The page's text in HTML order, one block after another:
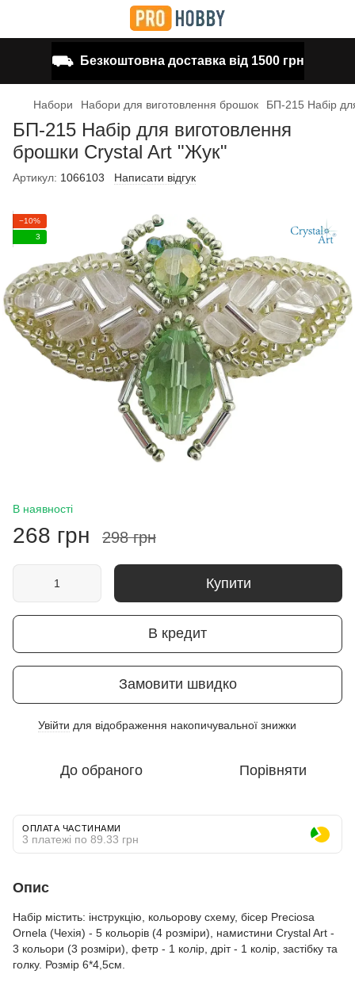
⛟ Безкоштовна доставка від 1500 грн
Набори Набори для виготовлення брошок БП-215 Набір
БП-215 Набір для виготовлення
брошки Crystal Art "Жук"
Артикул: 1066103 Написати відгук
−10%
3
В наявності
268 грн 298 грн
Купити
В кредит
Замовити швидко
Увійти для відображення накопичувальної знижки
До обраного Порівняти
ОПЛАТА ЧАСТИНАМИ
3 платежі по 89.33 грн
Опис
Набір містить: інструкцію, кольорову схему, бісер Preciosa
Ornela (Чехія) - 5 кольорів (4 розміри), намистини Crystal Art -
3 кольори (3 розміри), фетр - 1 колір, дріт - 1 колір, застібку та
голку. Розмір 6*4,5см.